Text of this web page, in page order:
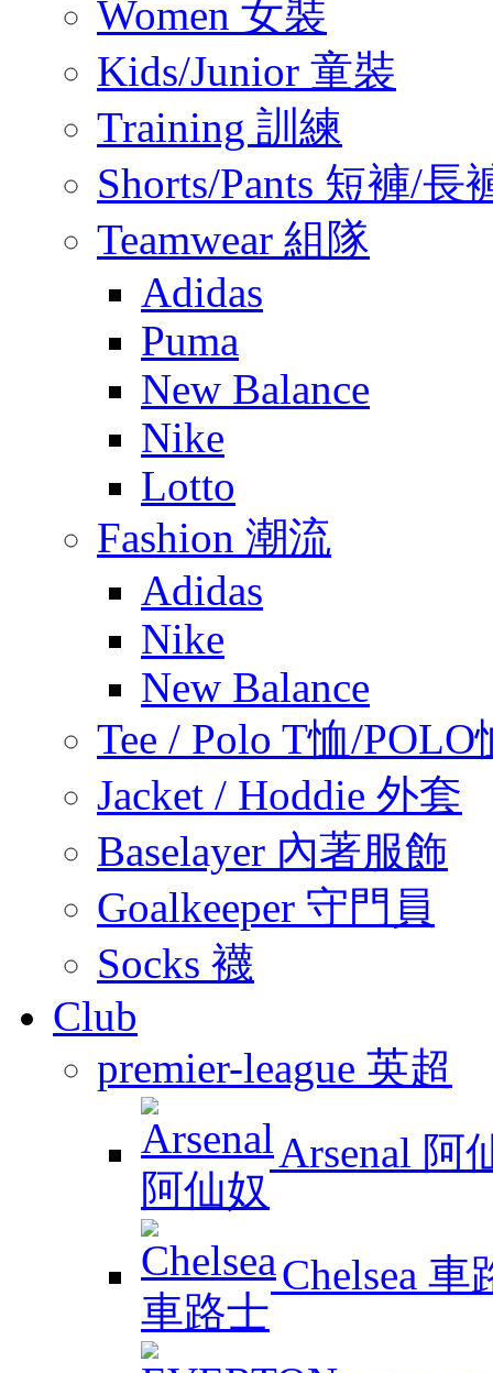
Women 女裝
Kids/Junior 童裝
Training 訓練
Shorts/Pants 短褲/長
Teamwear 組隊
Adidas
Puma
New Balance
Nike
Lotto
Fashion 潮流
Adidas
Nike
New Balance
Tee / Polo T恤/POLO
Jacket / Hoddie 外套
Baselayer 內著服飾
Goalkeeper 守門員
Socks 襪
Club
premier-league 英超
Arsenal 阿
Chelsea 車